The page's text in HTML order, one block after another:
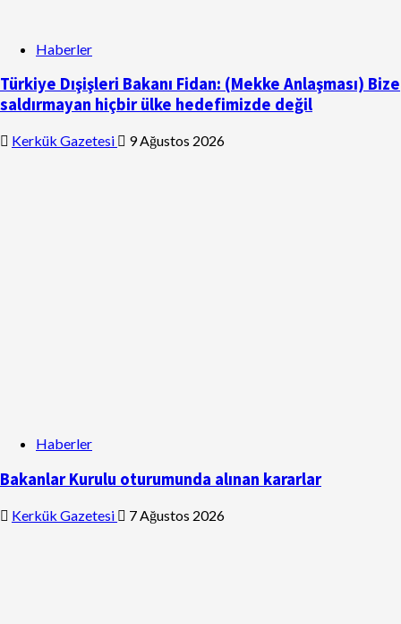
Haberler
Türkiye Dışişleri Bakanı Fidan: (Mekke Anlaşması) Bize
saldırmayan hiçbir ülke hedefimizde değil
Kerkük Gazetesi 9 Ağustos 2026
Haberler
Bakanlar Kurulu oturumunda alınan kararlar
Kerkük Gazetesi 7 Ağustos 2026